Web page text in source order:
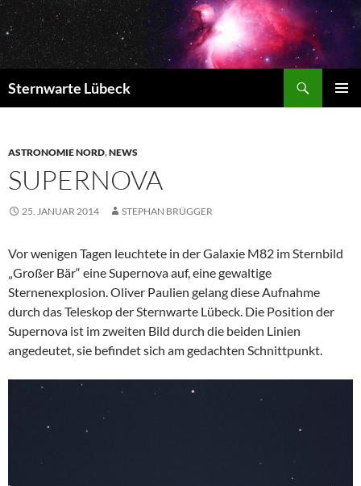
Zum
Inhalt
springen
Sternwarte Lübeck
ASTRONOMIE NORD,NEWS
SUPERNOVA
25. JANUAR 2014 STEPHAN BRÜGGER
Vor wenigen Tagen leuchtete in der Galaxie M82 im Sternbild
„Großer Bär“ eine Supernova auf, eine gewaltige
Sternenexplosion.Oliver Paulien gelang diese Aufnahme
durch das Teleskop der Sternwarte Lübeck. Die Position der
Supernova ist im zweiten Bild durch die beiden Linien
angedeutet, sie befindet sich am gedachten Schnittpunkt.